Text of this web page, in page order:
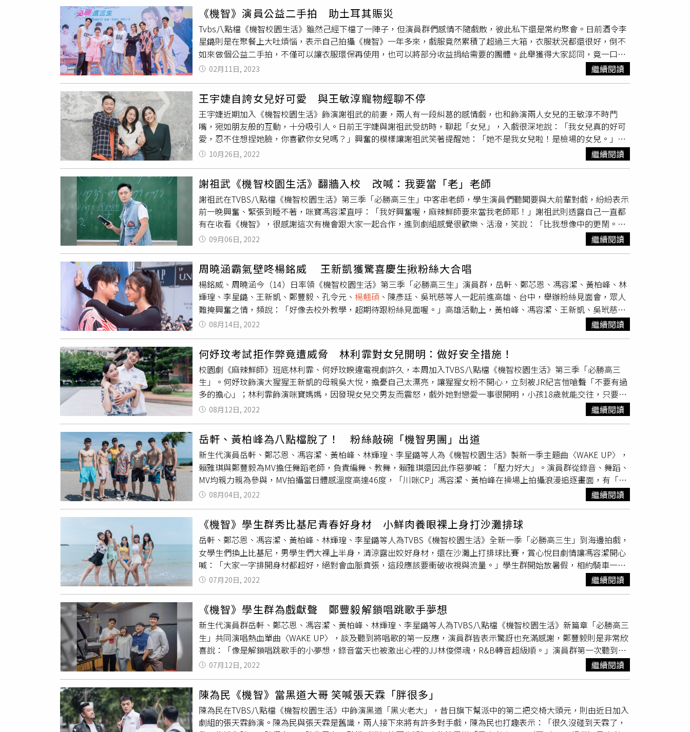
播、6月24起每週六晚間10點在TVBS 42頻道播出。
伶。演員群得知《機智校園生活》進軍南韓，四月初開始在全國有線電視頻道播出，興奮地直呼：「不敢相信！」「機
智男孩IT BOYZ」陳彥廷(左起)、黃柏峰、鄭豐毅、鍾岳軒推出新單曲〈我可以〉。（圖／TVBS提供）鄭豐毅提到自己
跟韓國很有緣，首次出國就是去韓國，還在街上被粉絲認出來，加上作品在韓國播出，許願能到韓國開見面會。此外，
機智男孩最新單曲〈我可以〉也於今日在全球數位平台上架，恰巧是陳彥廷26歲生日，眾人送上蛋糕為他慶生，壽星突
然綜藝魂上身，許下「大家不要勾心鬥角」、「拍攝順利」等願望，笑翻全場。山豬和逸祥也熱情獻上「天團之吻」，
《機智》演員公益二手拍 助土耳其賑災
Tvbs八點檔《機智校園生活》雖然己經下檔了一陣子，但演員群們感情不隨戲散，彼此私下還是常約聚會。日前酒令李
星鏴則是在聚餐上大吐煩惱，表示自己拍攝《機智》一年多來，戲服竟然累積了超過三大箱，衣服狀況都還很好，倒不
如來做個公益二手拍，不僅可以讓衣服環保再使用，也可以將部分收益捐給需要的團體。此舉獲得大家認同，竟一口氣
號召了劇中12位演員積極參與，包括周曉涵、楊銘威、愛雅、孔令元、吳季璇、鄭豐毅、鄭芯恩、王敏淳、賴雅琪、楊
及阿布吳玳慈，將在2月12日（週日）於西門新宿靠邊走藝術空間舉辦。在整理物品的時候，大家就忍不住先挑了
起來，小胖鄭豐毅拉著酒令李星鏴直接說：「這件我可以哎!這件我要!」讓酒令哭笑不得直說：「不行啦!那是要留給粉
絲挑的!」阿布吳玳慈軟萌地說：「我的衣服沒有很多哎，但跟大家一起就很開心。」反之衣服多到怕扛不動的賴雅琪表
示自己過去會偶爾在個人ig上賣二手衣，這次不但能實際見到「買客們」還能和大家一起參與公益，真的超棒！孔令元
半開玩笑表示，非常擔心賣不完要扛回家，呼籲大家一起來現場共襄盛舉，一起延續衣服生命做愛心。而12位參與的演
員中，愛雅因為家裡的關係當天不克出席，不過還是有很多美美的衣服跟粉絲分享。而6日在土耳其發生的7.8強震造成
無數人傷亡，因此大家決定將這次公益二手拍的部份所得，加上現場自由捐贈的金額，悉數捐給土耳其救災專戶。演員
們表示希望可以一起成為別人的天使，讓他們可以度過難關。
02月11日, 2023 繼續閱讀
王宇婕自誇女兒好可愛 與王敏淳寵物經聊不停
王宇婕近期加入《機智校園生活》飾演謝祖武的前妻，兩人有一段糾葛的感情戲，也和飾演兩人女兒的王敏淳不時鬥
嘴，宛如朋友般的互動，十分吸引人。日前王宇婕與謝祖武受訪時，聊起「女兒」，入戲很深地說：「我女兒真的好可
愛，忍不住想捏她臉，你喜歡你女兒嗎？」興奮的模樣讓謝祖武笑著提醒她：「她不是我女兒啦！是檢場的女兒。」劇
中王宇婕和王敏淳飾演母女，兩人裡應外合勸說
接受投資，她在戲裡是個性果斷的投資專家，戲外的自己，除了
偶爾靠直覺，通常會聽取周邊的意見與想法。對於投資，坦言以前跟著大家賺快錢，現在，無論投資或生活，都非常清
生活中，王敏淳是檢場和李翊君的寶貝女兒，她和王宇婕都有養狗，拍戲空檔寵物經聊不完，培養感情起來特別快，而
王宇婕眼中的王敏淳是位古靈精怪的女孩兒，或許是學音樂的關係，眼睛很有靈魂，王宇婕表示與王敏淳相處很舒服，
會讓她想起自己與母親蕭瑤的互動。王敏淳則說之前看過很多王宇婕的作品，對於這次能合作非常興奮。拍攝至今，印
象最深刻是某次到午夜才收工，正在嘟囔明天又是早班，回家懶得洗頭。沒想到，隔天王宇婕就特地帶髮香噴霧來給
她，讓王敏淳覺得很感動。 被媽媽王宇婕狂讚可愛的王敏淳，在劇中常展現霸氣，兩度壁咚同學徐知遠(商鈞 飾)，她透
露兩人對戲都很順利，只是拍完後發現自己臉紅，她笑說：「我到底是很緊張？還是真的臉紅心跳啊？」TVBS八點檔
《機智校園生活》電視版每週一至週五晚間8點於TVBS 42頻道播出。
10月26日, 2022 繼續閱讀
謝祖武《機智校園生活》翻牆入校 改喊：我要當「老」老師
謝祖武在TVBS八點檔《機智校園生活》第三季「必勝高三生」中客串老師，學生演員們聽聞要與大前輩對戲，紛紛表示
前一晚興奮、緊張到睡不著，咪寶馮容潔直呼：「我好興奮喔，麻辣鮮師要來當我老師耶！」謝祖武則透露自己一直都
有在收看《機智》，很感謝這次有機會跟大家一起合作，進到劇組感覺很歡樂、活潑，笑說：「比我想像中的更鬧。」
謝祖武這次以「徐一飛」老師身分現身校園，延續當年在《麻辣鮮師》中不按牌理出牌的個性，翻牆從後門進學校，讓
校門口列隊歡迎的眾人撲空。初登場就以強大氣場令新生代演員們折服，展現「拖鞋神功」、「丟板擦」等技巧，還看
透學生的心思。回想與謝祖武的對戲，學生演員們話匣子停不下來，小胖鄭豐毅當天見到前輩從門外走進來，內心還在
驚嘆，謝祖武就已開始走戲，輪到自己時，嘴角仍興奮地掛著笑容。謝祖武與學生演員們鄭豐毅 (前排左起)、李星鏴、
鄭芯恩、孔令元、馮容潔、逸祥、山豬，林輝瑝(後排左起)、商鈞、岳軒、楊翹碩 、王新凱、黃柏峰。（圖／TVBS提
供）「川咪CP」馮容潔、黃柏峰形容跟老師對戲就像坐雲霄飛車一樣精采，一方面想看對方演戲，一方面又得提醒自己
要記得演戲，言談之中流露出兩人激動的心情。 眾人提起看《麻辣鮮師》的回憶，飾演歐賢明的楊翹碩，當時還是國小
生，每天都要看完電視才睡覺，小胖鄭豐毅則和商鈞唱起片頭曲。最為人津津樂道的台詞莫過於謝祖武那句「我要當老
老老師！」《機智校園生活》電視版每週一至週五晚間8點於TVBS 42頻道、MOD TVBS精采台、TVBS-ASIA播出。
09月06日, 2022 繼續閱讀
周曉涵霸氣壁咚楊銘威 王新凱獲驚喜慶生揪粉絲大合唱
楊銘威、周曉涵今（14）日率領《機智校園生活》第三季「必勝高三生」演員群，岳軒、鄭芯恩、馮容潔、黃柏峰、林
輝瑝、李星鏴、王新凱、鄭豐毅、孔令元、 楊翹碩 、陳彥廷、吳玳慈等人一起前進高雄、台中，舉辦粉絲見面會，眾人
難掩興奮之情，頻說：「好像去校外教學，超期待跟粉絲見面喔。」高雄活動上，黃柏峰、馮容潔、王新凱、吳玳慈、
林輝瑝、李星鏴，一同賣力表演主題曲〈WAKE UP〉，立即炒熱全場氣氛，粉絲立刻跟唱，氣氛宛如大型KTV。楊銘威
被爆料平常都素顏上戲，今天特別早起妝髮，粉絲們在台下狂讚「好帥」，他笑說：「所以，我今天比電視上帥一
點。」周曉涵也嘴甜說：「都帥，今天帥一百倍。」15日就是「大猩猩」王新凱生日，演員們見面會上偷偷計畫給壽星
驚喜慶生；李星鏴（左起）、林輝瑝、王新凱、楊銘威。（圖／TVBS提供）酒令李星鏴提前劇透「寶仔CP」兩人之後
有吻戲，令粉絲都十分激動；王新凱則自爆國中住宿太屁孩，洗完澡一群男生在校園裸奔，慘遭記過處分；馮容潔洩露
黃柏峰小祕密，戲裡帥帥不說話是因為一開口就吃螺絲，「川咪CP」展現難得相愛相殺的一面，相當可愛。兩位老師周
曉涵、楊銘威被推派在「機智比手畫腳」率先示範，第一題竟出現「壁咚」，周曉涵隨機應變抓三大帥哥王新凱、黃柏
峰、林輝瑝組「人肉牆壁」，霸氣將「曾老師」咚在牆上，毫無防備的楊銘威瞬間露出靦腆笑容，近距離接觸引發現場
觀眾瘋狂大叫。楊銘威、周曉涵今（14）日率領《機智校園生活》第三季「必勝高三生」演員群，岳軒、鄭芯恩、馮容
潔、黃柏峰、林輝瑝、李星鏴、王新凱、鄭豐毅、孔令元、楊翹碩 、陳彥廷、吳玳慈等人一起前進高雄、台中，舉辦粉
絲見面會。（圖／TVBS提供）15日就是「大猩猩」王新凱生日，演員們偷偷計畫要給壽星驚喜，藉著比手畫腳出題，秀
出「大猩猩」、「生日快樂」字樣，眾人順勢送上生日蛋糕，揪粉絲大唱生日快樂歌，突如其來的祝福，令王新凱相當
感動，許願希望大家繼續支持《機智校園生活》以及疫情能趕快過去。
08月14日, 2022 繼續閱讀
何妤玟考試拒作弊竟遭威脅 林利霏對女兒開明：做好安全措施！
校園劇《麻辣鮮師》班底林利霏、何妤玟睽違電視劇許久，本周加入TVBS八點檔《機智校園生活》第三季「必勝高三
生」。何妤玟飾演大猩猩王新凱的母親吳大悅，擔憂自己太漂亮，讓猩猩女粉不開心，立刻被JR紀言愷嗆聲「不要有過
多的擔心」；林利霏飾演咪寶媽媽，因發現女兒交男友而震怒，戲外她對戀愛一事很開明，小孩18歲就能交往，只要做
好安全措施即可。何妤玟在劇中接獲學校告知兒子作弊，竟教王新凱下次不要被發現就好，但現實生活中，特別強調自
己是不贊同作弊的。求學時期，何妤玟曾被同學要求借看考卷，遭她嚴正拒絕，沒想到，對方不僅威脅要揍人，還警告
樣啦！安全為上。」林利霏、馮容潔劇中飾演母女。（圖／TVBS提供）許久未拍電視劇的林利霏，坦言開拍前內心忐忑
不安，沒想到，一進劇組發現不少工作人員都曾合作過，瞬間很安心，直說：「一點都不陌生啦！」劇中，她因出席家
長會之故，撞見咪寶與飾演劉川楓的黃柏峰在校園手牽手。被問及會幫咪寶喜歡的對象打幾分？林利霏說，單從外型而
論，劉川楓「非常合格」，身高夠高、樣子也很帥，滿意的語氣與劇中母親角色形成有趣對比。《機智校園生活》為回
饋粉絲將於8月14日在台中、高雄舉辦演員見面會，包括周曉涵、楊銘威、岳軒、鄭芯恩、馮容潔、黃柏峰、林輝瑝、
、陳彥廷、吳玳慈都將出席，兩場見面會分別為下午２點於高雄統一夢時代
購物中心(幸福廣場)，晚間7點半於台中廣三SOGO百貨(1樓廣場)。該劇每周一至周五晚間8點於TVBS 42頻道播出。
08月12日, 2022 繼續閱讀
岳軒、黃柏峰為八點檔脫了！ 粉絲敲碗「機智男團」出道
新生代演員岳軒、鄭芯恩、馮容潔、黃柏峰、林輝瑝、李星鏴等人為《機智校園生活》製新一季主題曲〈WAKE UP〉，
賴雅琪與鄭豐毅為MV擔任舞蹈老師，負責編舞、教舞，賴雅琪還因此作惡夢喊：「壓力好大」。演員群從錄音、舞蹈、
MV均親力親為參與，MV拍攝當日體感溫度高達46度，「川咪CP」馮容潔、黃柏峰在操場上拍攝浪漫追逐畫面，有「跌
倒達人」之稱的馮容潔笑說每次跌倒都抱持「來真的」心態，當天為抵擋烈日防曬乳塗好塗滿，卻導致黃柏峰「手滑」
未能抓住自己，又狠摔在跑道上，嚇壞眾人，但她稱自己沒事，又連拍了8、9次，讓人見識到她的敬業。演員群(前左)
馮容潔、李星鏴、鄭芯恩、鄭豐毅、賴雅琪、岳軒、孔令元 以及 (後左)林輝瑝、王新凱、黃柏峰、
一季主題曲〈WAKE UP〉。（圖／TVBS提供）鄭豐毅和賴雅琪接下編舞和教舞的重責大任，憑藉著相處10個月的極佳
默契，一天內搞定所有編舞，賴雅琪坦言第一次正式教導其他人學舞相當緊張，教舞前一天還作惡夢，夢到自己舞教太
爛，害大家都學不會，但其實兩人媲美專業舞蹈課程的嚴謹和認真，獲得搭檔們一致肯定。演員群中岳軒是公認學舞最
快代表，大家讚他實力能加入「原子少年」，27歲的岳軒自我調侃是「原子中年」，提及粉絲敲碗要他們組「機智男
團」，現場還安排起成團行程，從早上5點梳化、拍戲，收工後練唱、練舞，打趣地說：「最後每個人肝拿出來都是黑
的！」引來現場一陣大笑。數位單曲〈WAKE UP〉已於上週五(29日)發行，MV也在本週首播；《機智校園生活》每週一
至週五晚間8點於TVBS 42頻道播出。
08月04日, 2022 繼續閱讀
《機智》學生群秀比基尼青春好身材 小鮮肉養眼裸上身打沙灘排球
岳軒、鄭芯恩、馮容潔、黃柏峰、林輝瑝、李星鏴等人為TVBS《機智校園生活》全新一季「必勝高三生」到海邊拍戲，
女學生們換上比基尼，男學生們大裸上半身，清涼露出姣好身材，還在沙灘上打排球比賽，賞心悅目劇情讓馮容潔開心
喊：「大家一字排開身材都超好，絕對會血脈賁張，這段應該要衝破收視與流量。」學生群開始放暑假，相約騎車一起
出去玩；鄭豐毅透露拍戲這麼久，這是第一次大家一起到海邊玩，「還好編劇對我很好不用露身材，跟山豬、逸翔在旁
海邊拍戲。（圖／TVBS
提供）陳彥廷擁有六塊肌，被封為「身帶冰塊」，李星鏴一見陳彥廷立即伸出小手手，裝傻問他：「這一塊一塊是什麼
東西？」鄭豐毅在一旁補充：「手開始不由自主伸上去」，陳彥廷則羞澀回應：「該怎麼解釋？」孔令元為這場戲在拍
攝前逛了好幾家泳裝店，最後選的是亮黃色比基尼再搭被三角泳褲非常性感，就為符合劇情中要電暈 楊翹碩。李星鏴與
鄭芯恩透露回家趕快找好看泳衣，就擔心自己穿起來不好看影片不能修飾。戲裡學生們在海邊沙灘上歡樂玩起排球，演
員岳軒私底下是排球愛好者，這次在戲中打沙灘排球，他透露：「雖然打很久排球，第一次在海邊有那麼完善的網子，
跟朋友認真打沙灘排球，算是我初體驗，很新鮮好玩。」而賴雅琪高中時曾代表班上比校際排球，看到劇本有排球戲就
很期待，拍攝時一直爭取發球。其實當天豔陽高照，體感溫度大概40幾度，且沙子非常燙，岳軒的腳還快起水泡。
TVBS八點檔《機智校園生活》電視版每周一至周五晚間8點於TVBS 42頻道播出。
07月20日, 2022 繼續閱讀
《機智》學生群為戲獻聲 鄭豐毅解鎖唱跳歌手夢想
新生代演員群岳軒、鄭芯恩、馮容潔、黃柏峰、林輝瑝、李星鏴等人為TVBS八點檔《機智校園生活》新篇章「必勝高三
生」共同演唱熱血單曲〈WAKE UP〉，談及聽到將唱歌的第一反應，演員群皆表示驚訝也充滿感謝，鄭豐毅則是非常欣
喜說：「像是解鎖唱跳歌手的小夢想，錄音當天也被激出心裡的JJ林俊傑魂，R&B轉音超級順。」演員群第一次聽到歌
曲〈WAKE UP〉時，直呼非常感動，李星鏴說：「看到歌詞差點哭出來，想到大家感情這麼好，如果有天殺青會很不
捨。」黃柏峰則是勾起高中在學校的生活回憶，覺得很快樂、難忘；而孔令元對歌詞追夢都是跌跌撞撞，但身旁有大家
陪著一起傻，特別有感觸；陳彥廷與賴雅琪形容這首歌正向、活力，希望讓觀眾得到勇氣，可以有向前衝的動力，「絕
對會引起共鳴」。黃柏峰（左起）、陳彥廷、馮容潔、賴雅琪演唱單曲。（圖／TVBS提供）進錄音室前，演員群將自己
調整到最好狀態，馮容潔在錄製前幾天，除了抓緊時間練習，還特地跑去中藥行買最好的枇杷膏、喉片，希望保護喉嚨
讓聲音狀態更好，當天飆高音獻唱讓自己相當滿意，黃柏峰在一旁狂讚「很好聽」。岳軒也說謝謝經紀人當天特別幫他
07月12日, 2022 繼續閱讀
陳為民《機智》當黑道大哥 笑喊張天霖「胖很多」
陳為民在TVBS八點檔《機智校園生活》中飾演黑道「黑火老大」，昔日旗下幫派中的第二把交椅大頭元，則由近日加入
劇組的張天霖飾演。陳為民與張天霖是舊識，兩人接下來將有許多對手戲，陳為民也打趣表示：「很久沒碰到天霖了，